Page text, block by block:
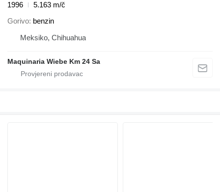
1996
5.163 m/č
Gorivo benzin
Meksiko, Chihuahua
Maquinaria Wiebe Km 24 Sa